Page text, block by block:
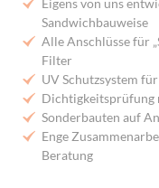
Eigens von uns
Sandwichbauweise
Alle Anschlüsse für
Filter
UV Schutzsystem
Dichtigkeitsprüfung
Sonderbauten auf
Enge
Beratung